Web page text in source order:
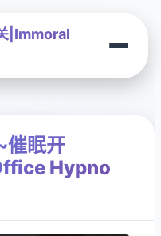
|Immoral
催眠开
Hypno